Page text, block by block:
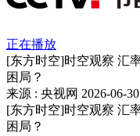
正在播放
[东方时空]时空观察 汇
困局？
来源 : 央视网 2026-06-
[东方时空]时空观察 汇
困局？